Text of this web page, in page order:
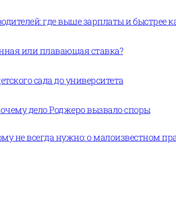
где выше зарплаты и быстрее
или плавающая ставка?
сада до университета
дело Роджеро вызвало споры
не всегда нужно: о малоизвестном